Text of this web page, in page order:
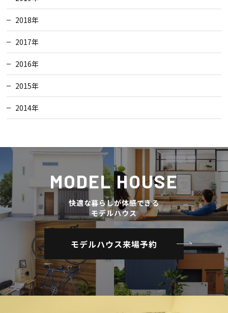
2018年
2017年
2016年
2015年
2014年
MODEL HOUSE
快適な暮らしが体感できる
モデルハウス
モデルハウス来場予約